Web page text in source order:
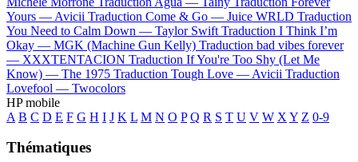
Yours — Avicii Traduction Come & Go — Juice WRLD Traduction
You Need to Calm Down — Taylor Swift Traduction I Think I’m
Okay — MGK (Machine Gun Kelly) Traduction bad vibes forever
— XXXTENTACION Traduction If You're Too Shy (Let Me
Know) — The 1975 Traduction Tough Love — Avicii Traduction
Lovefool — Twocolors
HP mobile
A B C D E F G H I J K L M N O P Q R S T U V W X Y Z 0-9
Thématiques